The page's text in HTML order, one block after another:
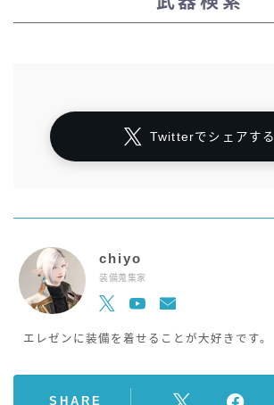
Twitterでシェアする
chiyo
装備蒐集家
エレゼンに装備を着せることが大好きです。
SHARE